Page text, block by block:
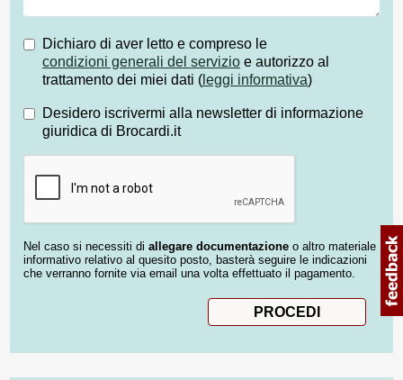
Dichiaro di aver letto e compreso le
condizioni generali del servizio e autorizzo al
trattamento dei miei dati ( leggi informativa)
Desidero iscrivermi alla newsletter di informazione
giuridica di Brocardi.it
Nel caso si necessiti di allegare documentazione o altro materiale
informativo relativo al quesito posto, basterà seguire le indicazioni
che verranno fornite via email una volta effettuato il pagamento.